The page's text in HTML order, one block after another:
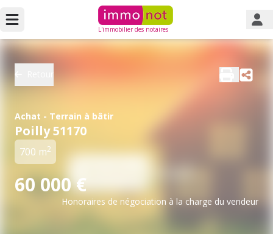
L'immobilier des notaires
Achat - Terrain à bâtir
Poilly 51170
700 m2
60 000 €
Honoraires de négociation à la charge du vendeur